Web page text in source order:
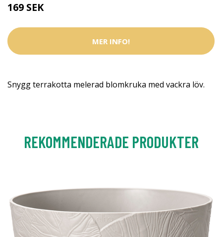
169 SEK
MER INFO!
Snygg terrakotta melerad blomkruka med vackra löv.
REKOMMENDERADE PRODUKTER